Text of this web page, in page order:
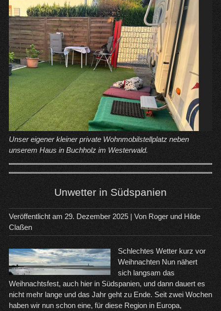
Unser eigener kleiner private Wohnmobilstellplatz neben
unserem Haus in Buchholz im Westerwald.
Unwetter in Südspanien
Veröffentlicht am 29. Dezember 2025| Von Roger und Hilde
Claßen
Schlechtes Wetter kurz vor
Weihnachten Nun nähert
sich langsam das
Weihnachtsfest, auch hier in Südspanien, und dann dauert es
nicht mehr lange und das Jahr geht zu Ende. Seit zwei Wochen
haben wir nun schon eine, für diese Region in Europa,